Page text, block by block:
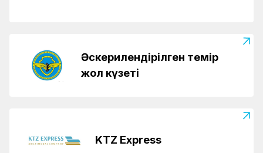
Әскерилендірілген темір
жол күзеті
KTZ Express